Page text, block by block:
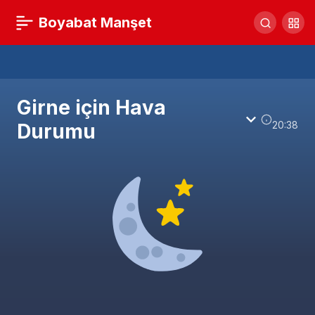
Boyabat Manşet
Girne için Hava
Durumu
20:38